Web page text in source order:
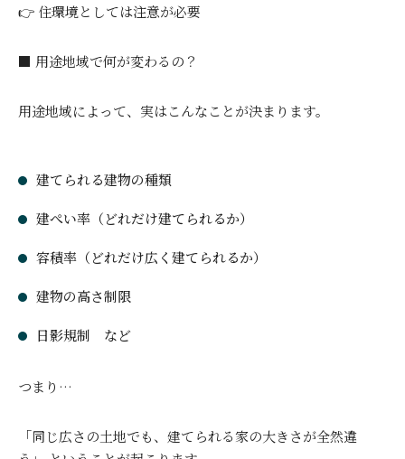
👉 住環境としては注意が必要
■ 用途地域で何が変わるの？
用途地域によって、実はこんなことが決まります。
建てられる建物の種類
建ぺい率（どれだけ建てられるか）
容積率（どれだけ広く建てられるか）
建物の高さ制限
日影規制 など
つまり…
「同じ広さの土地でも、建てられる家の大きさが全然違